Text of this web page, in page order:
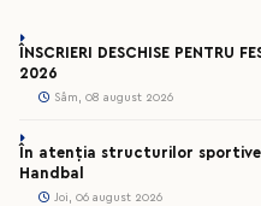
ÎNSCRIERI DESCHISE PENTRU
2026
Sâm, 08 august 2026
În atenția structurilor
Handbal
Joi, 06 august 2026